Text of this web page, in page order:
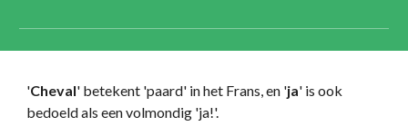
'Cheval' betekent 'paard' in het Frans, en 'ja' is ook
bedoeld als een volmondig 'ja!'.